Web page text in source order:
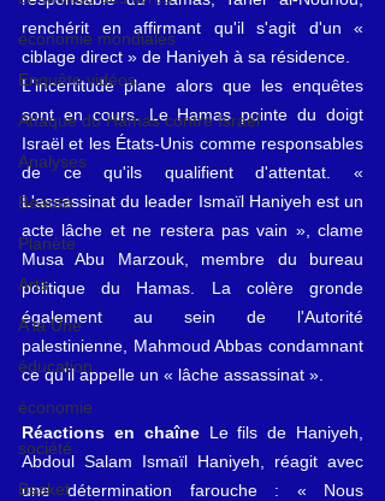
économie mondiales
Enquête vidéos
Attaque du Hamas contre Israël
Analyses
Beauté
Planète
Arts
A la Une
éducation
économie
société
Basket
renchérit en affirmant qu'il s'agit d'un «
ciblage direct » de Haniyeh à sa résidence.
L'incertitude plane alors que les enquêtes
sont en cours. Le Hamas pointe du doigt
Israël et les États-Unis comme responsables
de ce qu'ils qualifient d'attentat. «
L'assassinat du leader Ismaïl Haniyeh est un
acte lâche et ne restera pas vain », clame
Musa Abu Marzouk, membre du bureau
politique du Hamas. La colère gronde
également au sein de l'Autorité
palestinienne, Mahmoud Abbas condamnant
ce qu'il appelle un « lâche assassinat ».
Réactions en chaîne Le fils de Haniyeh,
Abdoul Salam Ismaïl Haniyeh, réagit avec
une détermination farouche : « Nous